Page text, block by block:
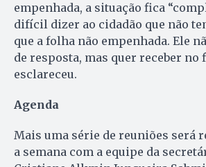
empenhada, a situação fica
difícil dizer ao cidadão que não
que a folha não empenhada. Ele
de resposta, mas quer receber no
esclareceu.
Agenda
Mais uma série de reuniões será
a semana com a equipe da